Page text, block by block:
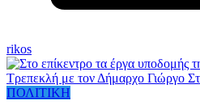
rikos
ΠΟΛΙΤΙΚΗ